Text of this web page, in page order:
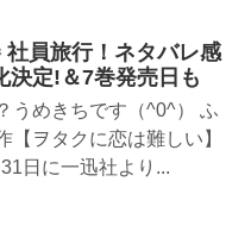
社員旅行！ネタバレ感
決定!＆7巻発売日も
うめきちです（^0^） ふ
【ヲタクに恋は難しい】
日に一迅社より...